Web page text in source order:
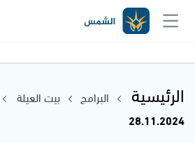
الرئيسية البرامج بيت العيلة
28.11.2024